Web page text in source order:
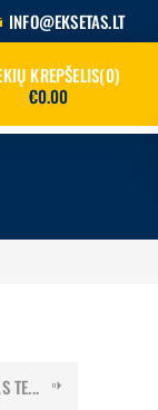
INFO@EKSETAS.LT
KREPŠELIS 0
€0.00
TE...